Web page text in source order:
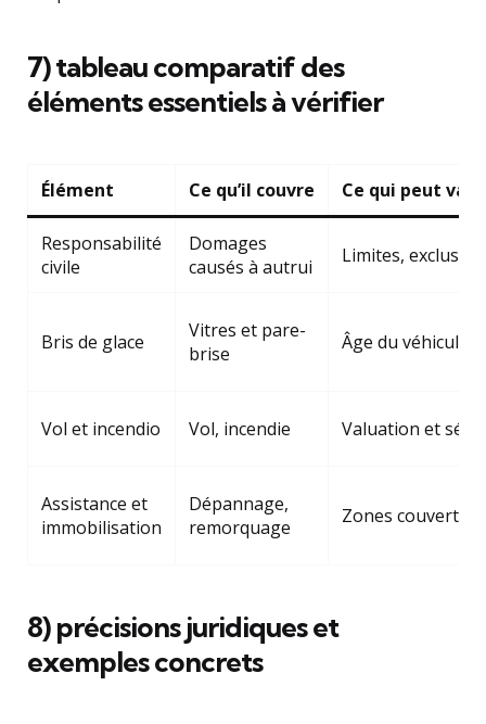
7) tableau comparatif des
éléments essentiels à vérifier
Élément Ce qu’il couvre Ce qui peut
Responsabilité
civile
Domages
causés à autrui
Limites,
Bris de glace
Vitres et pare-
brise
Âge du véhicule,
Vol et incendio Vol, incendie Valuation et
Assistance et
immobilisation
Dépannage,
remorquage
Zones
8) précisions juridiques et
exemples concrets